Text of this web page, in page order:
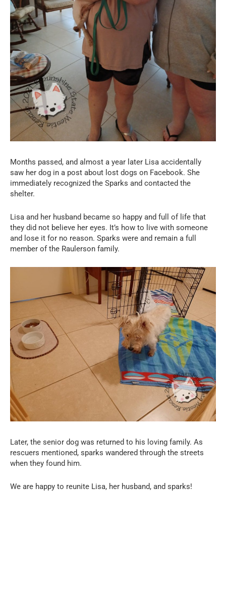
Months passed, and almost a year later Lisa accidentally
saw her dog in a post about lost dogs on Facebook. She
immediately recognized the Sparks and contacted the
shelter.
Lisa and her husband became so happy and full of life that
they did not believe her eyes. It’s how to live with someone
and lose it for no reason. Sparks were and remain a full
member of the Raulerson family.
Later, the senior dog was returned to his loving family. As
rescuers mentioned, sparks wandered through the streets
when they found him.
We are happy to reunite Lisa, her husband, and sparks!